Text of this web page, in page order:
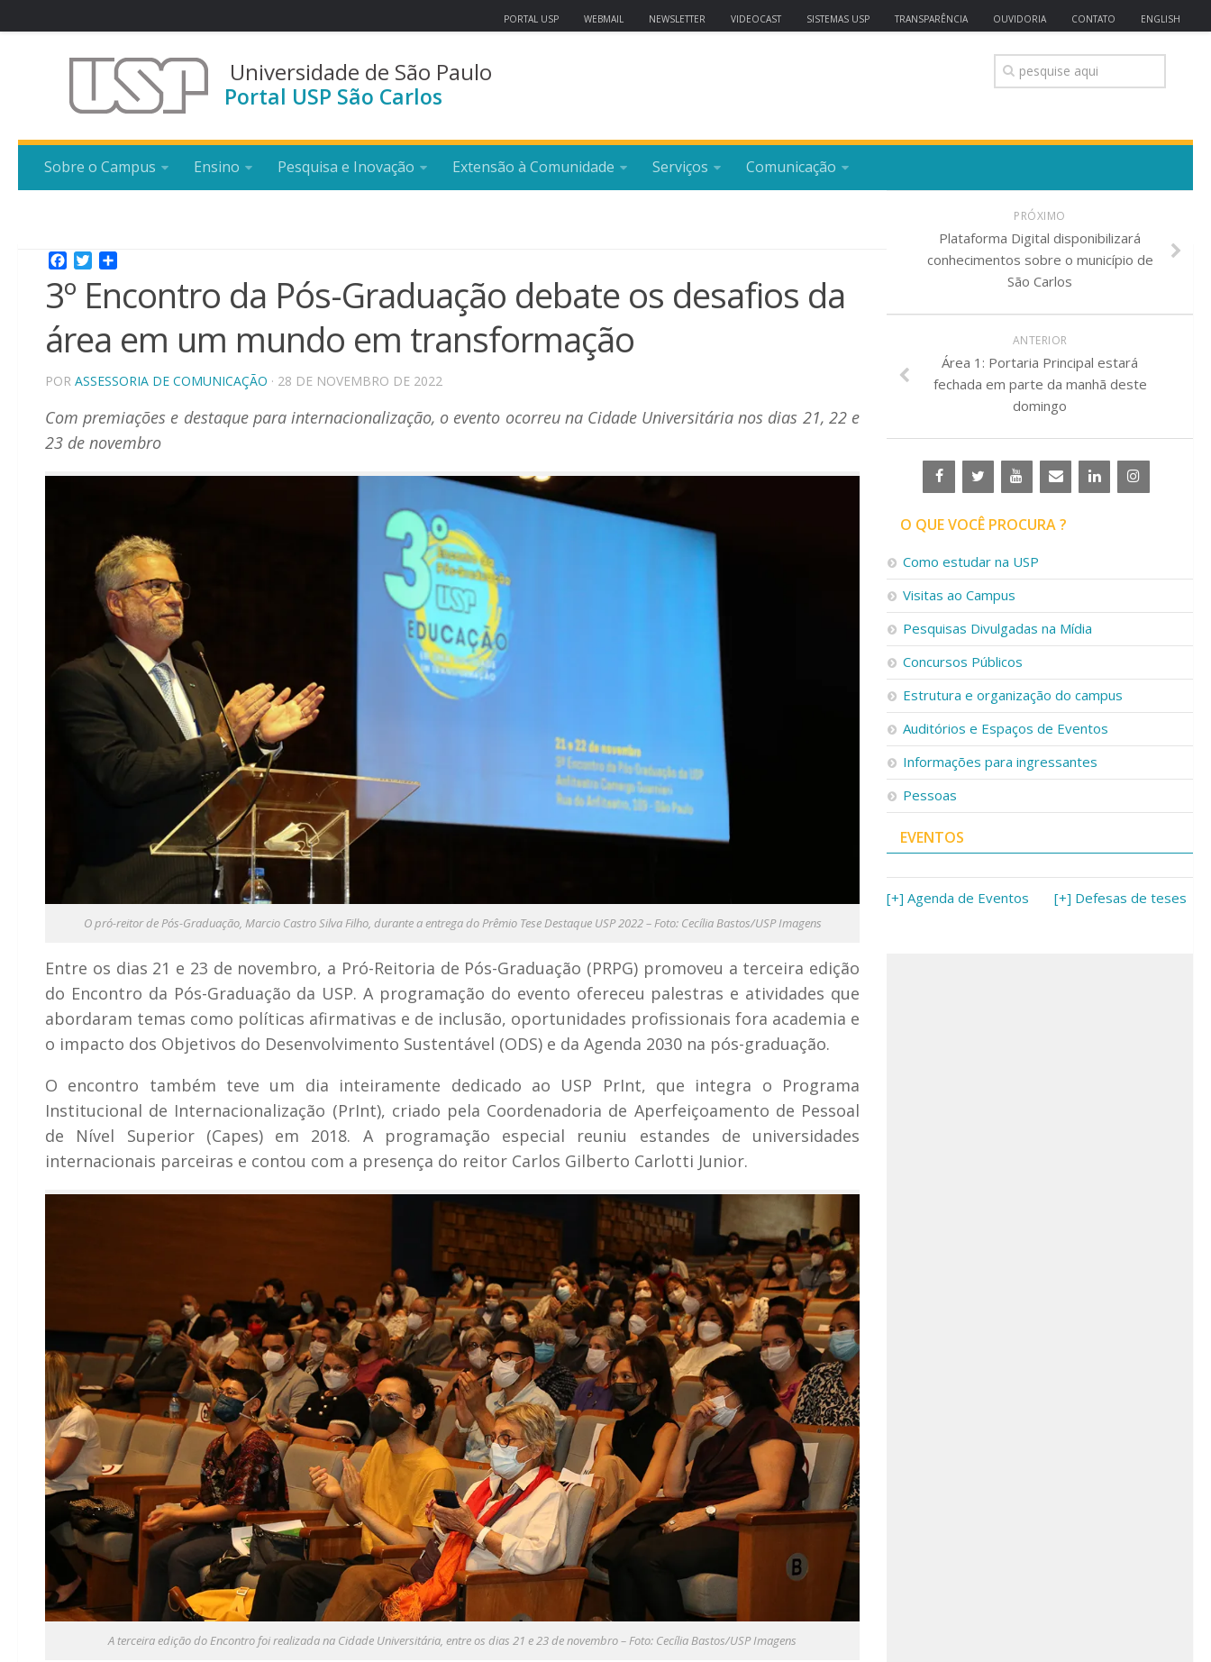
PORTAL USP WEBMAIL NEWSLETTER VIDEOCAST SISTEMAS USP TRANSPARÊNCIA OUVIDORIA CONTATO ENGLISH
Universidade de São Paulo
Portal USP São Carlos
Sobre o Campus Ensino Pesquisa e Inovação Extensão à Comunidade Serviços Comunicação
Facebook
Twitter
3º Encontro da Pós-Graduação debate os desafios da
área em um mundo em transformação
POR ASSESSORIA DE COMUNICAÇÃO · 28 DE NOVEMBRO DE 2022
Com premiações e destaque para internacionalização, o evento ocorreu na Cidade Universitária nos dias 21, 22 e
23 de novembro
O pró-reitor de Pós-Graduação, Marcio Castro Silva Filho, durante a entrega do Prêmio Tese Destaque USP 2022 – Foto: Cecília Bastos/USP Imagens
Entre os dias 21 e 23 de novembro, a Pró-Reitoria de Pós-Graduação (PRPG) promoveu a terceira edição
do Encontro da Pós-Graduação da USP. A programação do evento ofereceu palestras e atividades que
abordaram temas como políticas afirmativas e de inclusão, oportunidades profissionais fora academia e
o impacto dos Objetivos do Desenvolvimento Sustentável (ODS) e da Agenda 2030 na pós-graduação.
O encontro também teve um dia inteiramente dedicado ao USP PrInt, que integra o Programa
Institucional de Internacionalização (PrInt), criado pela Coordenadoria de Aperfeiçoamento de Pessoal
de Nível Superior (Capes) em 2018. A programação especial reuniu estandes de universidades
internacionais parceiras e contou com a presença do reitor Carlos Gilberto Carlotti Junior.
A terceira edição do Encontro foi realizada na Cidade Universitária, entre os dias 21 e 23 de novembro – Foto: Cecília Bastos/USP Imagens
PRÓXIMO
Plataforma Digital disponibilizará
conhecimentos sobre o município de
São Carlos
ANTERIOR
Área 1: Portaria Principal estará
fechada em parte da manhã deste
domingo
O QUE VOCÊ PROCURA ?
Como estudar na USP
Visitas ao Campus
Pesquisas Divulgadas na Mídia
Concursos Públicos
Estrutura e organização do campus
Auditórios e Espaços de Eventos
Informações para ingressantes
Pessoas
EVENTOS
[+] Agenda de Eventos [+] Defesas de teses